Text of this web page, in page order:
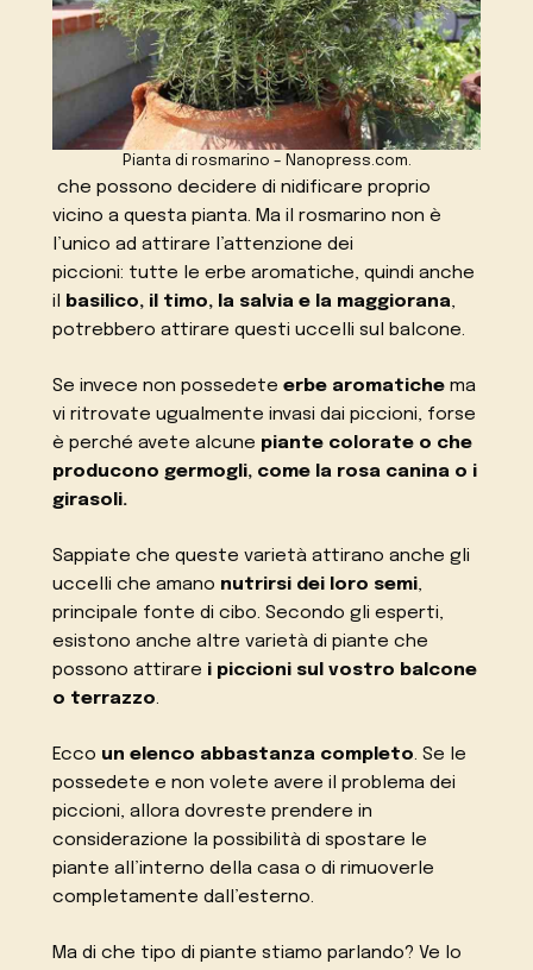
Pianta di rosmarino – Nanopress.com.
che possono decidere di nidificare proprio
vicino a questa pianta. Ma il rosmarino non è
l’unico ad attirare l’attenzione dei
piccioni: tutte le erbe aromatiche, quindi anche
il basilico, il timo, la salvia e la maggiorana,
potrebbero attirare questi uccelli sul balcone.
Se invece non possedete erbe aromatiche ma
vi ritrovate ugualmente invasi dai piccioni, forse
è perché avete alcune piante colorate o che
producono germogli, come la rosa canina o i
girasoli.
Sappiate che queste varietà attirano anche gli
uccelli che amano nutrirsi dei loro semi,
principale fonte di cibo. Secondo gli esperti,
esistono anche altre varietà di piante che
possono attirare i piccioni sul vostro balcone
o terrazzo.
Ecco un elenco abbastanza completo. Se le
possedete e non volete avere il problema dei
piccioni, allora dovreste prendere in
considerazione la possibilità di spostare le
piante all’interno della casa o di rimuoverle
completamente dall’esterno.
Ma di che tipo di piante stiamo parlando? Ve lo